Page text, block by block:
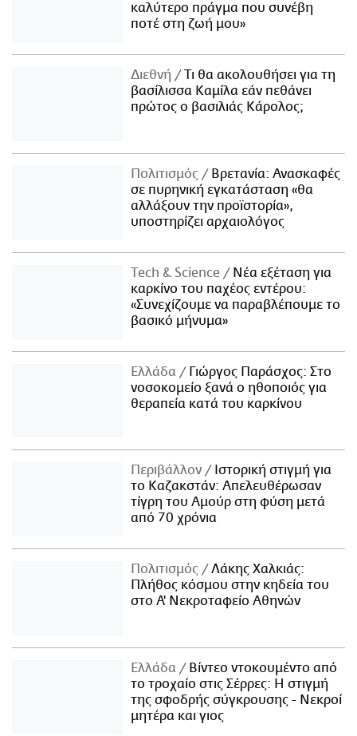
καλύτερο πράγμα που συνέβη
ποτέ στη ζωή μου»
Διεθνή
Τι θα ακολουθήσει για τη
βασίλισσα Καμίλα εάν πεθάνει
πρώτος ο βασιλιάς Κάρολος;
Πολιτισμός
Βρετανία: Ανασκαφές
σε πυρηνική εγκατάσταση «θα
αλλάξουν την προϊστορία»,
υποστηρίζει αρχαιολόγος
Τech & Science
Νέα εξέταση για
καρκίνο του παχέος εντέρου:
«Συνεχίζουμε να παραβλέπουμε το
βασικό μήνυμα»
Ελλάδα
Γιώργος Παράσχος: Στο
νοσοκομείο ξανά ο ηθοποιός για
θεραπεία κατά του καρκίνου
Περιβάλλον
Ιστορική στιγμή για
το Καζακστάν: Απελευθέρωσαν
τίγρη του Αμούρ στη φύση μετά
από 70 χρόνια
Πολιτισμός
Λάκης Χαλκιάς:
Πλήθος κόσμου στην κηδεία του
στο Α' Νεκροταφείο Αθηνών
Ελλάδα
Βίντεο ντοκουμέντο από
το τροχαίο στις Σέρρες: Η στιγμή
της σφοδρής σύγκρουσης - Νεκροί
μητέρα και γιος